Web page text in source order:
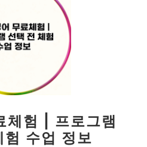
체험 | 프로그램
험 수업 정보